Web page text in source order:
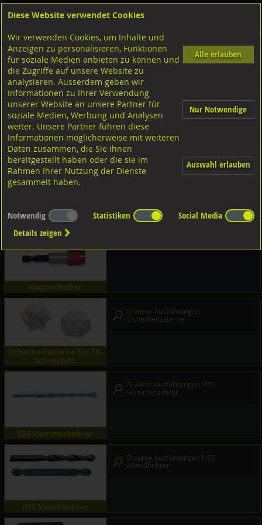
Shop
Bohrer-Bit Einsatz-Gewindebohrer
Trennscheiben
für Metall/Edelstahl
für Edelstahl
Biteinsätze
Diverse Ausführungen Biteinsätze
Diverse Ausführungen
Sicherheitssterne
Diverse Ausführungen SDS
Hammerbohrer
Diverse Ausführungen HSS
Metallbohrer
Diese Website verwendet Cookies
Wir verwenden Cookies, um Inhalte und
Anzeigen zu personalisieren, Funktionen
für soziale Medien anbieten zu können und
die Zugriffe auf unsere Website zu
analysieren. Ausserdem geben wir
Informationen zu Ihrer Verwendung
unserer Website an unsere Partner für
soziale Medien, Werbung und Analysen
weiter. Unsere Partner führen diese
Informationen möglicherweise mit weiteren
Daten zusammen, die Sie ihnen
bereitgestellt haben oder die sie im
Rahmen Ihrer Nutzung der Dienste
gesammelt haben.
Alle erlauben
Nur Notwendige
Auswahl erlauben
Notwendig Statistiken
Social Media
Details zeigen